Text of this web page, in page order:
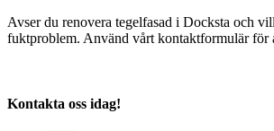
Avser du renovera tegelfasad i Docksta och
fuktproblem. Använd vårt kontaktformulär för
Kontakta oss idag!